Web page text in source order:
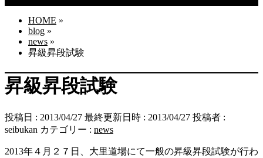
HOME »
blog »
news »
昇級昇段試験
昇級昇段試験
投稿日 : 2013/04/27 最終更新日時 : 2013/04/27 投稿者 :
seibukan カテゴリー : news
2013年４月２７日、大里道場にて一般の昇級昇段試験が行わ